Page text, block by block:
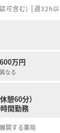
可含む) 週32h
万円
なる
憩60分）
間勤務
開する薬局